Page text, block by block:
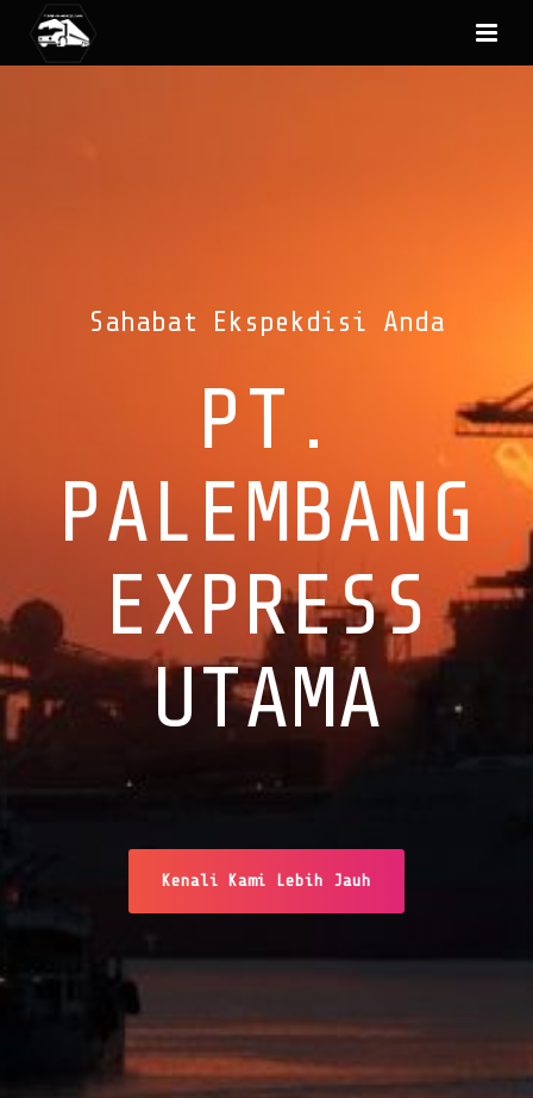
Sahabat Ekspekdisi Anda
PT.
PALEMBANG
EXPRESS
UTAMA
Kenali Kami Lebih Jauh